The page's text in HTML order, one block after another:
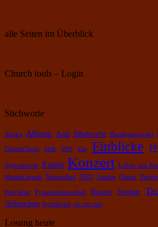
alle Seiten im Überblick
Church tools – Login
Stichworte
Afrika Allianz Andi Bibelwoche Bundestagswahl
ChurchTools EKK ERF Ehe Einblicke
Jugendevent Kinder Konzert Leben mit
MonatsLobpreis Monatslied NGD Nachbar Ostern
ProChrist Pyramidenanschub Rainer Seminar
Weihnachten fejerabend wer wir sind
Losung heute